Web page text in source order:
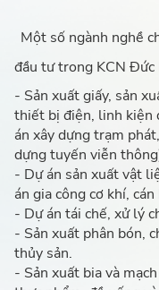
Một số ngành nghề
đầu tư trong KCN
- Sản xuất giấy, sản
thiết bị điện, linh kiện
án xây dựng trạm
dựng tuyến viễn
- Dự án sản xuất vật
án gia công cơ khí,
- Dự án tái chế, xử lý
- Sản xuất phân bón,
thủy sản.
- Sản xuất bia và